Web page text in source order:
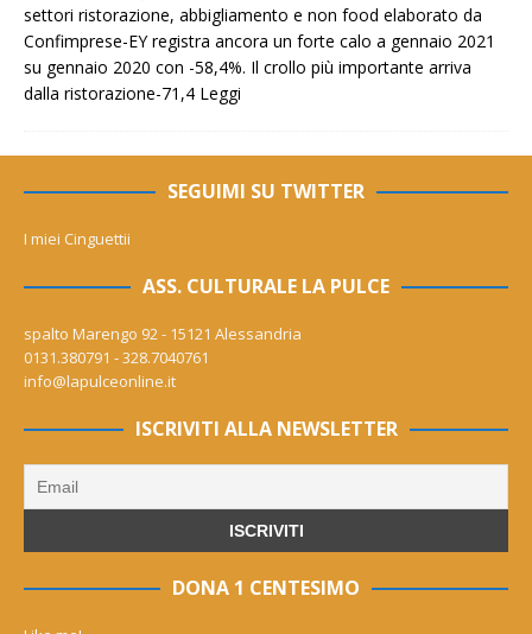
settori ristorazione, abbigliamento e non food elaborato da
Confimprese-EY registra ancora un forte calo a gennaio 2021
su gennaio 2020 con -58,4%. Il crollo più importante arriva
dalla ristorazione-71,4 Leggi
SEGUIMI SU TWITTER
I miei Cinguettii
ASS. CULTURALE LA PULCE
spalto Marengo 92 - 15121 Alessandria
0131.380791 - 328.7040761
info@lapulceonline.it
ISCRIVITI ALLA NEWSLETTER
DONA 1 CENTESIMO